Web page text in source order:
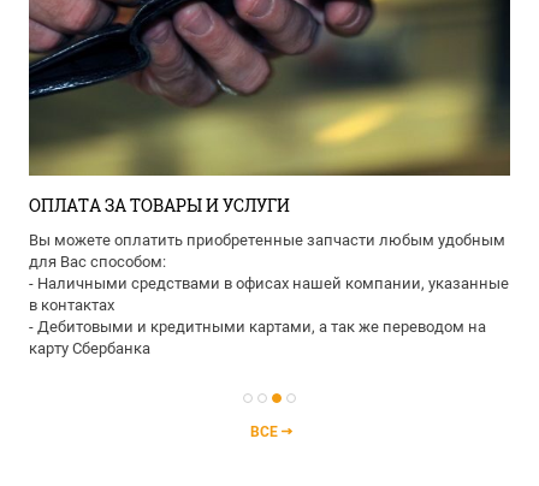
ОПЛАТА ЗА ТОВАРЫ И УСЛУГИ
Вы можете оплатить приобретенные запчасти любым удобным
для Вас способом:
- Наличными средствами в офисах нашей компании, указанные
в контактах
- Дебитовыми и кредитными картами, а так же переводом на
карту Сбербанка
ВСЕ